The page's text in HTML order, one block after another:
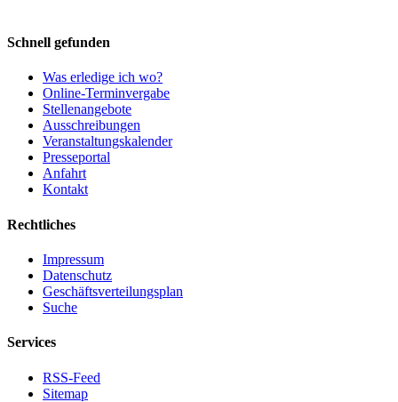
Schnell gefunden
Was erledige ich wo?
Online-Terminvergabe
Stellenangebote
Ausschreibungen
Veranstaltungskalender
Presseportal
Anfahrt
Kontakt
Rechtliches
Impressum
Datenschutz
Geschäftsverteilungsplan
Suche
Services
RSS-Feed
Sitemap